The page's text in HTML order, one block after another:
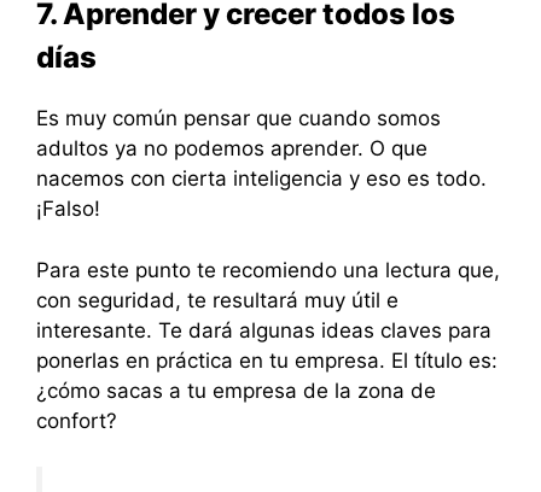
7. Aprender y crecer todos los
días
Es muy común pensar que cuando somos
adultos ya no podemos aprender. O que
nacemos con cierta inteligencia y eso es todo.
¡Falso!
Para este punto te recomiendo una lectura que,
con seguridad, te resultará muy útil e
interesante. Te dará algunas ideas claves para
ponerlas en práctica en tu empresa. El título es:
¿cómo sacas a tu empresa de la zona de
confort?